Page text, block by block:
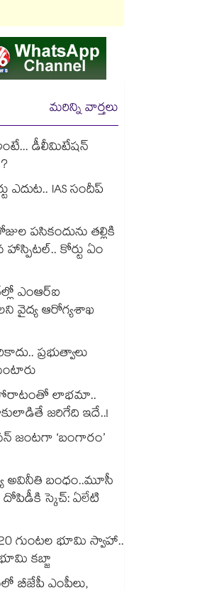
మరిన్ని వార్తలు
డీలీమిటేషన్
ఎదుట.. IAS సందీప్
పసికందును తల్లికి
కోర్టు ఏం
ఎంఆర్ఐ
వైద్య ఆరోగ్యశాఖ
ప్రభుత్వాలు
పోరాటంతో లాభమా..
జరిగేది ఇదే..!
జంటగా ‘బంగారం’
అవినీతి బంధం..మూసీ
దోపిడీకి స్కెచ్: ఏలేటి
గుంటల భూమి స్వాహా..
కబ్జా
బీజేపీ ఎంపీలు,